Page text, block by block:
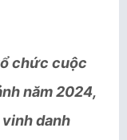
chức cuộc
năm 2024,
danh